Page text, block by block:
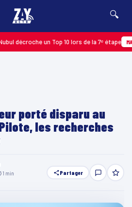
🔍
un Top 10 lors de la 7ᵉ étape
porté disparu au
les recherches
min Partager